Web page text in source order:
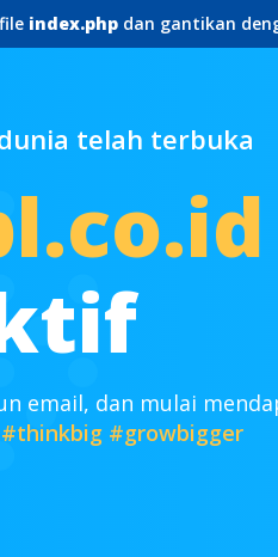
index.phpdan gantikan
telah terbuka
email, dan mulai
#thinkbig #growbigger